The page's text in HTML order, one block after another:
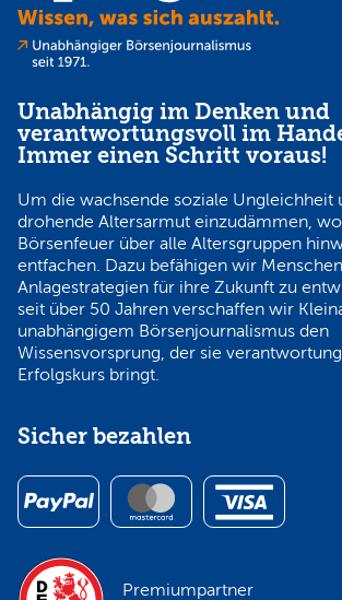
Unabhängig im Denken und
verantwortungsvoll im
Immer einen Schritt voraus!
Um die wachsende soziale Ungleichheit
drohende Altersarmut einzudämmen,
Börsenfeuer über alle Altersgruppen
entfachen. Dazu befähigen wir
Anlagestrategien für ihre Zukunft zu
seit über 50 Jahren verschaffen wir
unabhängigem Börsenjournalismus den
Wissensvorsprung, der sie
Erfolgskurs bringt.
Sicher bezahlen
Premiumpartner